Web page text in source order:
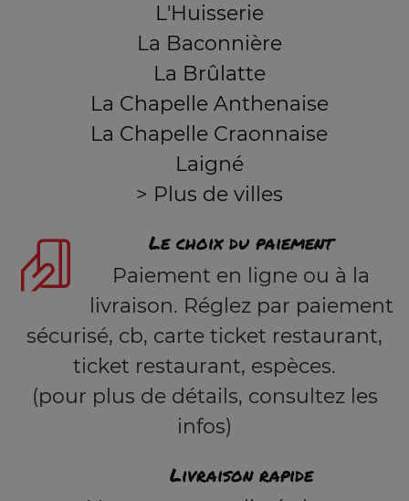
L'Huisserie
La Baconnière
La Brûlatte
La Chapelle Anthenaise
La Chapelle Craonnaise
Laigné
> Plus de villes
Le choix du paiement
Paiement en ligne ou à la
livraison. Réglez par paiement
sécurisé, cb, carte ticket restaurant,
ticket restaurant, espèces.
(pour plus de détails, consultez les
infos)
Livraison rapide